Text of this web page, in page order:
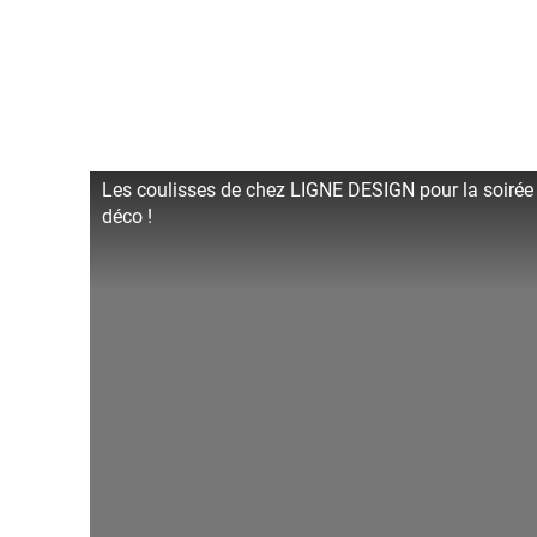
Les coulisses de chez LIGNE DESIGN pour la
déco !